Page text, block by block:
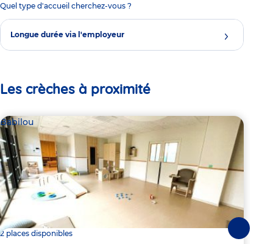
Quel type d'accueil cherchez-vous ?
Longue durée via l'employeur
Les crèches à proximité
Babilou
2 places disponibles